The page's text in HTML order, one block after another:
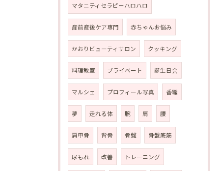
マタニティセラピーハロハロ
産前産後ケア専門 赤ちゃんお悩み
かおりビューティサロン クッキング
料理教室 プライベート 誕生日会
マルシェ プロフィール写真 香織
夢 走れる体 腕 肩 腰
肩甲骨 背骨 骨盤 骨盤底筋
尿もれ 改善 トレーニング